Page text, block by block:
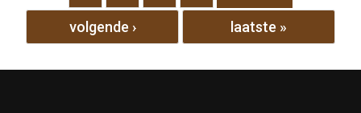
volgende › laatste »